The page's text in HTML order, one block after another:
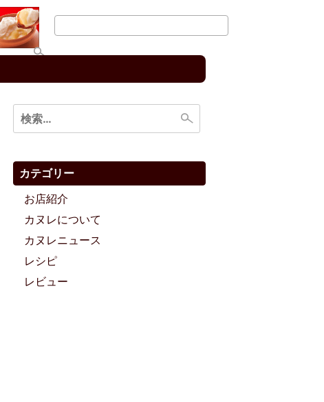
検
索:
カテゴリー
お店紹介
カヌレについて
カヌレニュース
レシピ
レビュー